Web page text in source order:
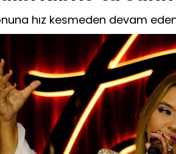
hız kesmeden devam eden